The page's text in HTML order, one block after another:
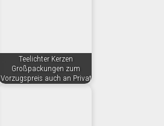
Teelichter Kerzen
Großpackungen zum
Vorzugspreis auch an Privat